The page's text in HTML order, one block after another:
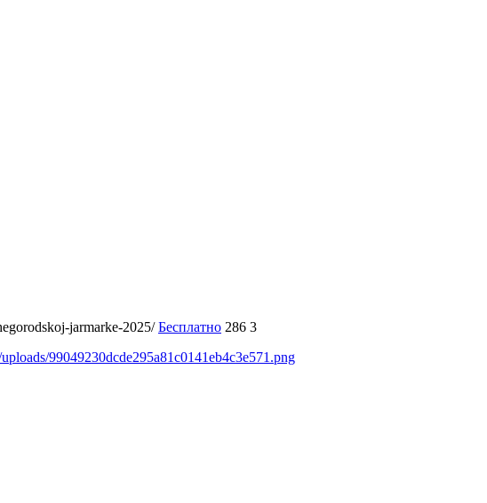
jarmarke-2025/ Бесплатно 286 3
99049230dcde295a81c0141eb4c3e571.png